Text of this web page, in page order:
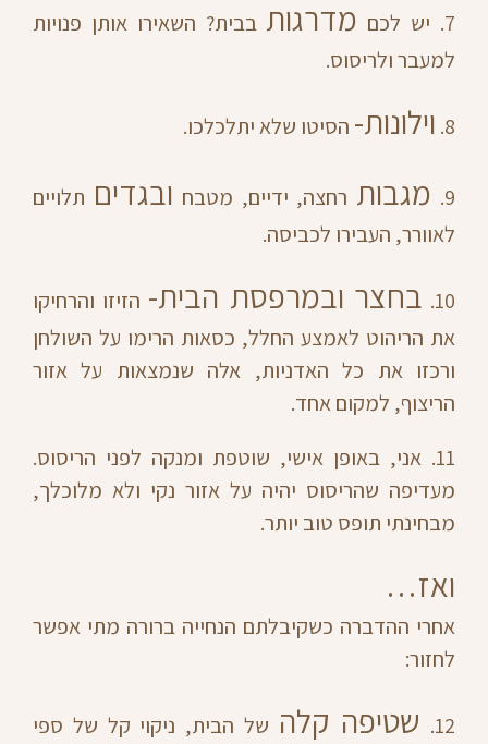
7. יש לכם מדרגות בבית? השאירו אותן פנויות
למעבר ולריסוס.
8. וילונות- הסיטו שלא יתלכלכו.
9. מגבות רחצה, ידיים, מטבח ובגדים תלויים
לאוורר, העבירו לכביסה.
10. בחצר ובמרפסת הבית- הזיזו והרחיקו
את הריהוט לאמצע החלל, כסאות הרימו על השולחן
ורכזו את כל האדניות, אלה שנמצאות על אזור
הריצוף, למקום אחד.
11. אני, באופן אישי, שוטפת ומנקה לפני הריסוס.
מעדיפה שהריסוס יהיה על אזור נקי ולא מלוכלך,
מבחינתי תופס טוב יותר.
ואז…
אחרי ההדברה כשקיבלתם הנחייה ברורה מתי אפשר
לחזור:
12. שטיפה קלה של הבית, ניקוי קל של ספי